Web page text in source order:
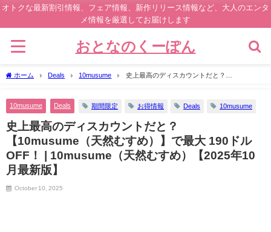
オトクな最新割引情報、フェア情報、新作リリース情報など、大人のエンタ
メ情報を厳選してお届けします
おとなのくーぽん
ホーム Deals 10musume
史上最高のディスカウントだと？
10musume
Deals 期間限定 お得情報 Deals 10musume
史上最高のディスカウントだと？
【10musume（天然むすめ）】で最大 190ドル
OFF！ | 10musume（天然むすめ）【2025年10
月最新版】
October 10, 2025